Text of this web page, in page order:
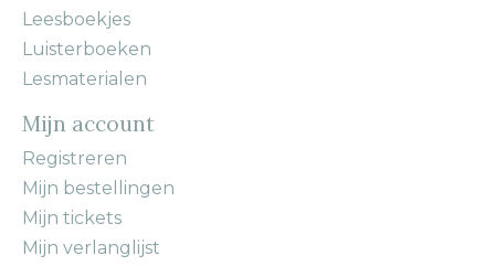
Leesboekjes
Luisterboeken
Lesmaterialen
Mijn account
Registreren
Mijn bestellingen
Mijn tickets
Mijn verlanglijst